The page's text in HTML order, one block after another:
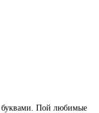
буквами. Пой любимые